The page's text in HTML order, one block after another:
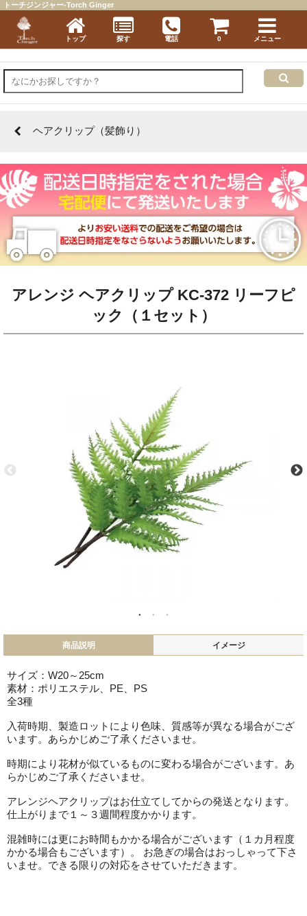
ヘアクリップ（髪飾り）
アレンジ ヘアクリップ KC-372 リーフピ
ック（１セット）
商品説明 イメージ
サイズ：W20～25cm
素材：ポリエステル、PE、PS
全3種
入荷時期、製造ロットにより色味、質感等が異なる場合がござ
います。あらかじめご了承くださいませ。
時期により花材が似ているものに変わる場合がございます。あ
らかじめご了承くださいませ。
アレンジヘアクリップはお仕立てしてからの発送となります。
仕上がりまで１～３週間程度かかります。
混雑時には更にお時間もかかる場合がございます（１カ月程度
かかる場合もございます）。 お急ぎの場合はおっしゃって下さ
いませ。できる限りの対応をさせていただきます。
トーチジンジャー-Torch Ginger
トップ 探す 電話 0 メニュー